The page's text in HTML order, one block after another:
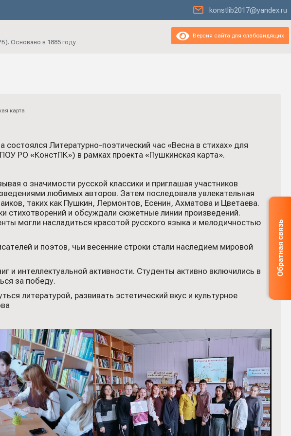
konstlib2017@yandex.ru
Основано в 1885 году
Версия сайта для слабовидящих
карта
Литературно-поэтический час «Весна в стихах» для
РО «КонстПК») в рамках проекта «Пушкинская карта».
о значимости русской классики и приглашая участников
любимых авторов. Затем последовала увлекательная
таких как Пушкин, Лермонтов, Есенин, Ахматова и Цветаева.
стихотворений и обсуждали сюжетные линии произведений.
могли насладиться красотой русского языка и мелодичностью
и поэтов, чьи весенние строки стали наследием мировой
интеллектуальной активности. Студенты активно включились в
за победу.
литературой, развивать эстетический вкус и культурное